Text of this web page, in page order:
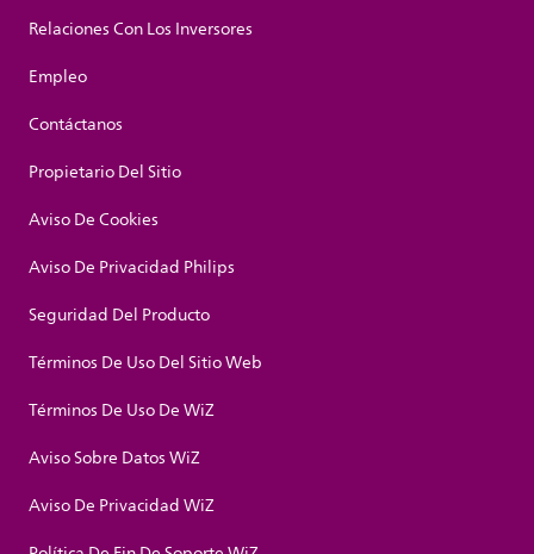
Relaciones Con Los Inversores
Empleo
Contáctanos
Propietario Del Sitio
Aviso De Cookies
Aviso De Privacidad Philips
Seguridad Del Producto
Términos De Uso Del Sitio Web
Términos De Uso De WiZ
Aviso Sobre Datos WiZ
Aviso De Privacidad WiZ